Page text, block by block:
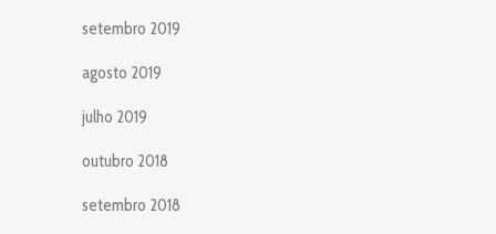
setembro 2019
agosto 2019
julho 2019
outubro 2018
setembro 2018